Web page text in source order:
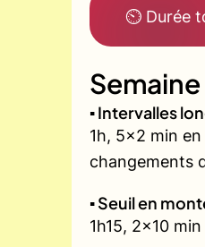
⏲ Durée
Semaine
▪️ Intervalles
1h, 5x2 min
changements
▪️ Seuil en
1h15, 2x10